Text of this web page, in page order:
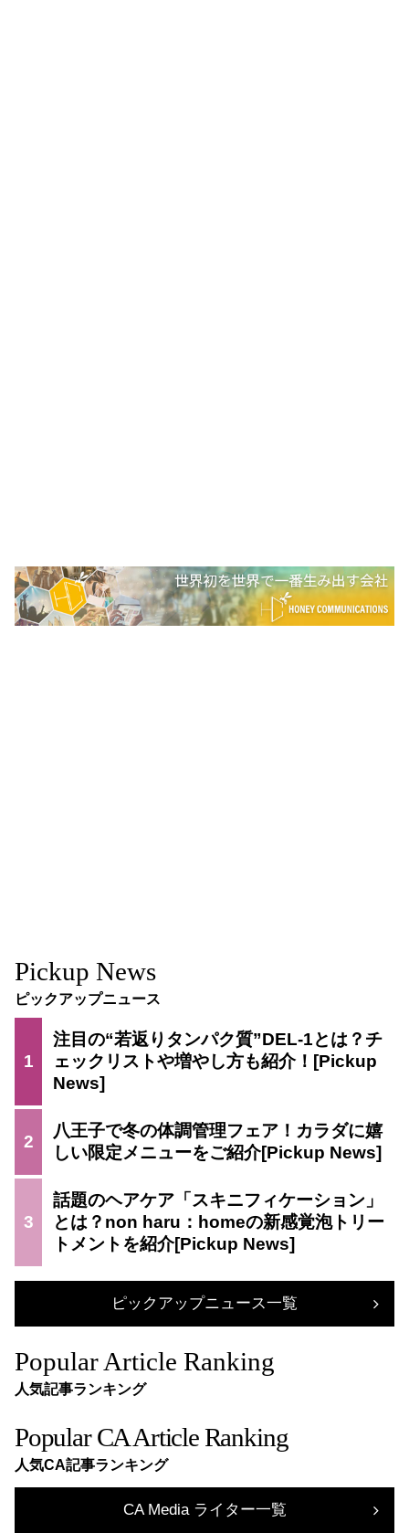
Pickup News
ピックアップニュース
1
注目の“若返りタンパク質”DEL-1とは？チ
ェックリストや増やし方も紹介！
2
八王子で冬の体調管理フェア！カラダに嬉
しい限定メニューをご紹介
3
話題のヘアケア「スキニフィケーション」
とは？non haru：homeの新感覚泡トリー
トメントを紹介
ピックアップニュース一覧
Popular Article Ranking
人気記事ランキング
Popular CA Article Ranking
人気CA記事ランキング
CA Media ライター一覧